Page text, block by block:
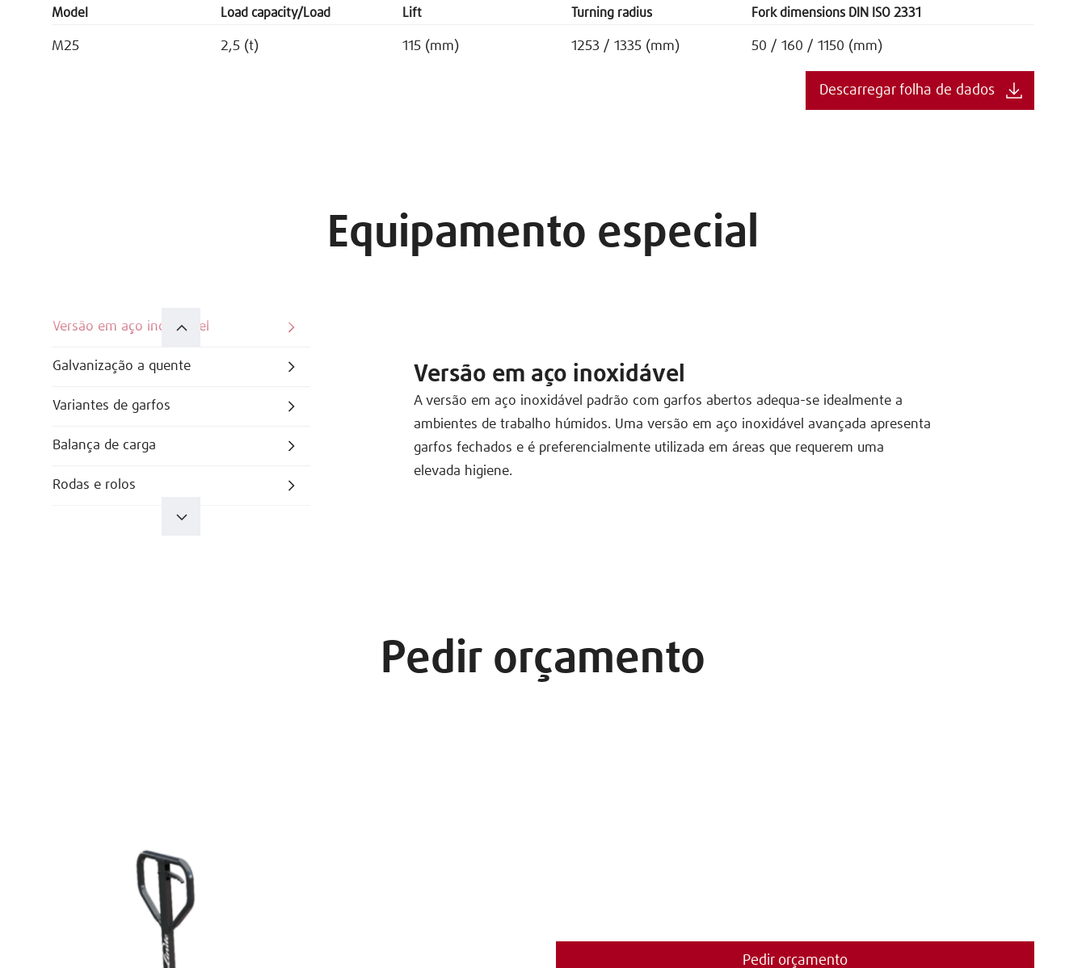
Model Load capacity/Load Lift Turning radius Fork dimensions DIN ISO 2331
M25 2,5 (t) 115 (mm) 1253 / 1335 (mm) 50 / 160 / 1150 (mm)
Descarregar folha de dados
Equipamento especial
Versão em aço inoxidável
Galvanização a quente
Variantes de garfos
Balança de carga
Rodas e rolos
Versão em aço inoxidável
A versão em aço inoxidável padrão com garfos abertos adequa-se idealmente a
ambientes de trabalho húmidos. Uma versão em aço inoxidável avançada apresenta
garfos fechados e é preferencialmente utilizada em áreas que requerem uma
elevada higiene.
Pedir orçamento
Pedir orçamento